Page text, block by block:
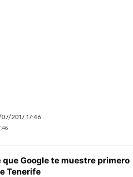
2017 17:46
Google te muestre primero
Tenerife